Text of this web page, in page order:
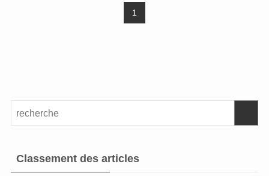
1
Classement des articles